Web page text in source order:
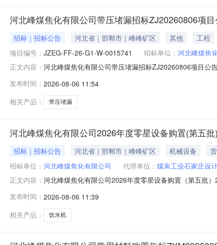
河北峰煤焦化有限公司带压堵漏招标ZJ20260806项
招标｜招标公告 河北省｜邯郸市｜峰峰矿区 其他
工程
项目编号： JZEG-FF-26-G1-W-0015741 招标单位： 河北峰煤焦
正文内容： 河北峰煤焦化有限公司带压堵漏招标ZJ20260806项目
处接到需方通知10日内维修完成B11带压堵漏（直管）
发布时间： 2026-08-06 11:54
相关产品：
带压堵漏
河北峰煤焦化有限公司2026年度零星设备购置(第五
招标｜招标公告 河北省｜邯郸市｜峰峰矿区 机械设备
招标单位： 河北峰煤焦化有限公司 代理单位： 煤炭工业石家庄设
正文内容： 河北峰煤焦化有限公司2026年度零星设备购置（第五批
进行谈判采购，公开邀请合格供应商参加本项目采购活
2.2.1名称、数
发布时间： 2026-08-06 11:39
相关产品：
饮水机